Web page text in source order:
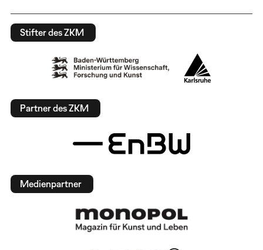
Stifter des ZKM
Partner des ZKM
Medienpartner